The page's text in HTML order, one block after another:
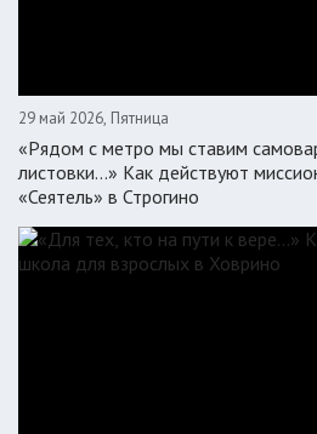
29 май 2026, Пятница
«Рядом с метро мы ставим
листовки…» Как действуют
«Сеятель» в Строгино